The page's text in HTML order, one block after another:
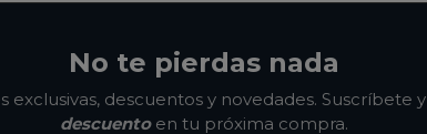
No te pierdas nada
descuentos y novedades. Suscríbete y
descuentoen tu próxima compra.